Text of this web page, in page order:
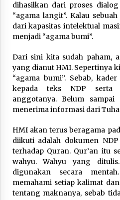
dihasilkan dari proses
“agama langit”. Kalau
dari kapasitas intelektual
menjadi “agama bumi”.
Dari sini kita sudah paham,
yang dianut HMI. Sepertinya
“agama bumi”. Sebab,
kepada teks NDP serta
anggotanya. Belum
menerima informasi dari
HMI akan terus beragama
diikuti adalah dokumen
terhadap Quran. Qur’an itu
wahyu. Wahyu yang
digunakan secara
memahami setiap kalimat
tentang maknanya, sebab